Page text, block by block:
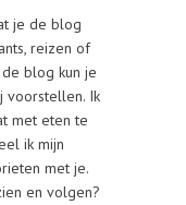
je de blog
reizen of
blog kun je
voorstellen. Ik
met eten te
ik mijn
met je.
en volgen?